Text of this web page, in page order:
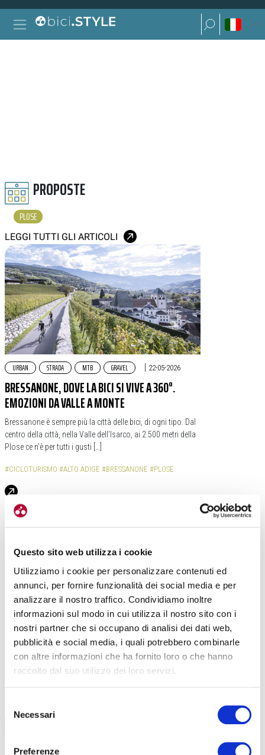
Questo sito web utilizza i cookie
Utilizziamo i cookie per personalizzare contenuti ed
annunci, per fornire funzionalità dei social media e per
analizzare il nostro traffico. Condividiamo inoltre
informazioni sul modo in cui utilizza il nostro sito con i
nostri partner che si occupano di analisi dei dati web,
pubblicità e social media, i quali potrebbero combinarle
con altre informazioni che ha fornito loro o che hanno
raccolto dal suo utilizzo dei loro servizi.
delNecessari
Preferenze
Vai al contenuto
Navigazione principale
Ricerca per:
Ricerca per:
PROPOSTE
PLOSE
LEGGI TUTTI GLI ARTICOLI
URBAN STRADA MTB GRAVEL | 22-05-2026
BRESSANONE, DOVE LA BICI SI VIVE A 360°.
EMOZIONI DA VALLE A MONTE
Bressanone è sempre più la città delle bici, di ogni tipo. Dal
centro della città, nella Valle dell’Isarco, ai 2.500 metri della
Plose ce n’è per tutti i gusti […]
#CICLOTURISMO #ALTO ADIGE #BRESSANONE #PLOSE
TUTTE LE CATEGORIE DEL MAGAZINE